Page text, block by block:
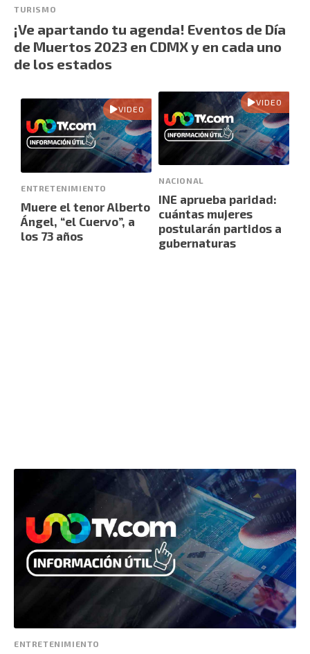
TURISMO
¡Ve apartando tu agenda! Eventos de Día
de Muertos 2023 en CDMX y en cada uno
de los estados
VIDEO
ENTRETENIMIENTO
Muere el tenor Alberto
Ángel, “el Cuervo”, a
los 73 años
VIDEO
NACIONAL
INE aprueba paridad:
cuántas mujeres
postularán partidos a
gubernaturas
ENTRETENIMIENTO